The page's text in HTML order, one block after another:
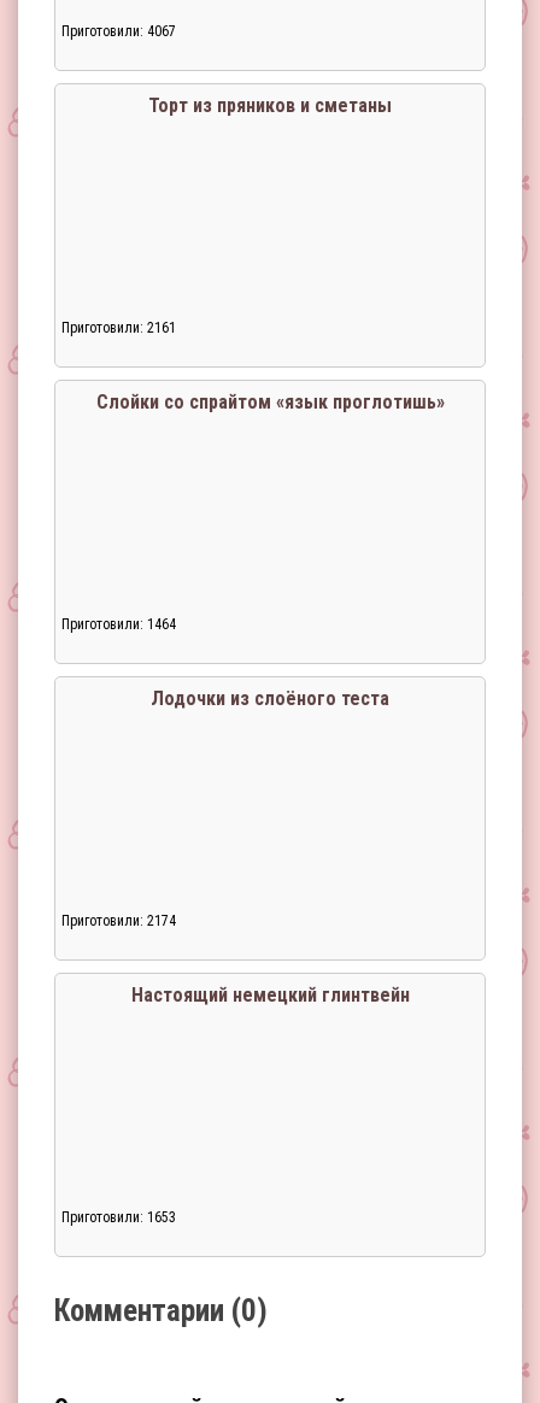
Приготовили: 4067
Торт из пряников и сметаны
Приготовили: 2161
Слойки со спрайтом «язык проглотишь»
Приготовили: 1464
Лодочки из слоёного теста
Приготовили: 2174
Настоящий немецкий глинтвейн
Приготовили: 1653
Комментарии (0)